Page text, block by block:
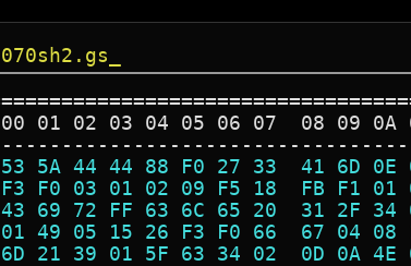
00 01 02 03 04 05 06 07  08 09
5A 44 44 88 F0 27 33  41 6D
F0 03 01 02 09 F5 18  FB F1
69 72 FF 63 6C 65 20  31 2F
49 05 15 26 F3 F0 66  67 04
6D 21 39 01 5F